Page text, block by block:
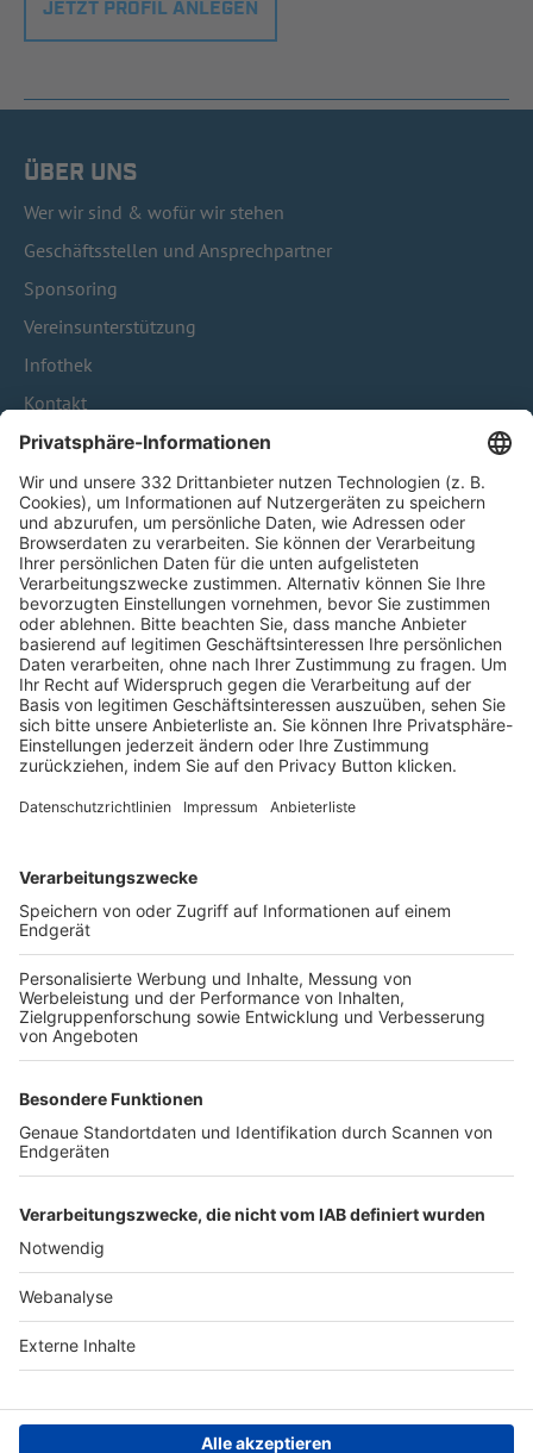
JETZT PROFIL ANLEGEN
ÜBER UNS
Wer wir sind & wofür wir stehen
Geschäftsstellen und Ansprechpartner
Sponsoring
Vereinsunterstützung
Infothek
Kontakt
HÄUFIG BESUCHTE SEITEN
Pässe und Vereinswechsel
Trainerausbildung
Schulungsangebot Vereinsmitarbeiter
BFV-Geschäftsstellen
Trainerbörse
Login SpielPlus
FOLGE DEM BFV
TOP-VEREINE
TOP-PARTNER
Nutzungsbedingungen Datenschutz Impressum